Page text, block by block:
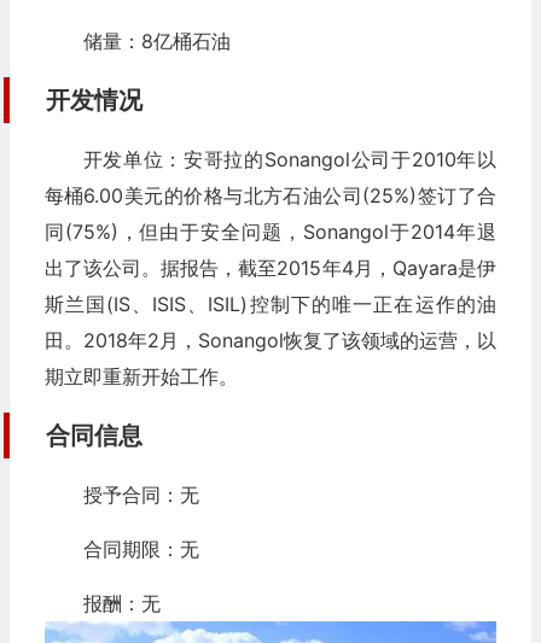
储量：8亿桶石油
开发情况
开发单位：安哥拉的Sonangol公司于2010年以
每桶6.00美元的价格与北方石油公司(25%)签订了合
同(75%)，但由于安全问题，Sonangol于2014年退
出了该公司。据报告，截至2015年4月，Qayara是伊
斯兰国(IS、ISIS、ISIL)控制下的唯一正在运作的油
田。2018年2月，Sonangol恢复了该领域的运营，以
期立即重新开始工作。
合同信息
授予合同：无
合同期限：无
报酬：无